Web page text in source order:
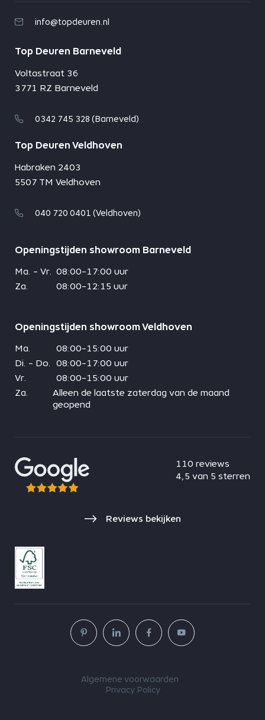
info@topdeuren.nl
Top Deuren Barneveld
Voltastraat 36
3771 RZ Barneveld
0342 745 328 (Barneveld)
Top Deuren Veldhoven
Habraken 2403
5507 TM Veldhoven
040 720 0401 (Veldhoven)
Openingstijden showroom Barneveld
Ma. - Vr.
08:00-17:00 uur
Za.
08:00-12:15 uur
Openingstijden showroom Veldhoven
Ma.
08:00-15:00 uur
Di. - Do.
08:00-17:00 uur
Vr.
08:00-15:00 uur
Za.
Alleen de laatste zaterdag van de maand
geopend
110 reviews
4,5 van 5 sterren
Reviews bekijken
Algemene voorwaarden
Privacy Policy